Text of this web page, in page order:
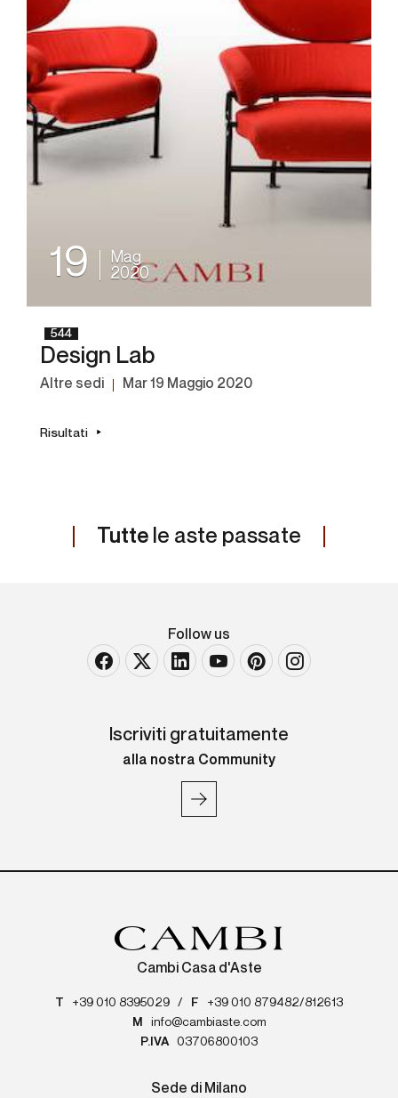
19
Mag
2020
544
Design Lab
Altre sedi mar19 Maggio 2020
Risultati
Tutte le aste passate
Follow us
Iscriviti gratuitamente
alla nostra Community
Cambi Casa d'Aste
T +39 010 8395029 / F
+39 010 879482/812613
M
info@cambiaste.com
P.IVA
03706800103
Sede di Milano